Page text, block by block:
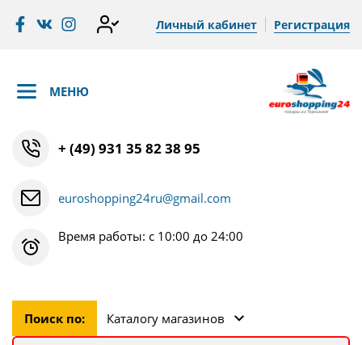
Личный кабинет Регистрация
МЕНЮ
+ (49) 931 35 82 38 95
euroshopping24ru@gmail.com
Время работы: с 10:00 до 24:00
Поиск по: Каталогу магазинов